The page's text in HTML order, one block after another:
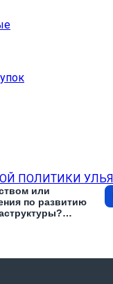
ПОЛИТИКИ
или
по развитию